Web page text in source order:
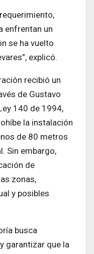
enfrentan un
se ha vuelto
explicó.
recibió un
de Gustavo
140 de 1994,
la instalación
de 80 metros
Sin embargo,
de
zonas,
y posibles
busca
garantizar que la